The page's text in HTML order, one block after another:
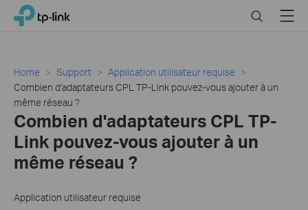
Click
navigation
TP-Link, Reliably Smart SearchMenu
Home Support
Application utilisateur requise
Combien d'adaptateurs CPL TP-Link pouvez-vous ajouter à un
même réseau ?
Combien d'adaptateurs CPL TP-
Link pouvez-vous ajouter à un
même réseau ?
Application utilisateur requise